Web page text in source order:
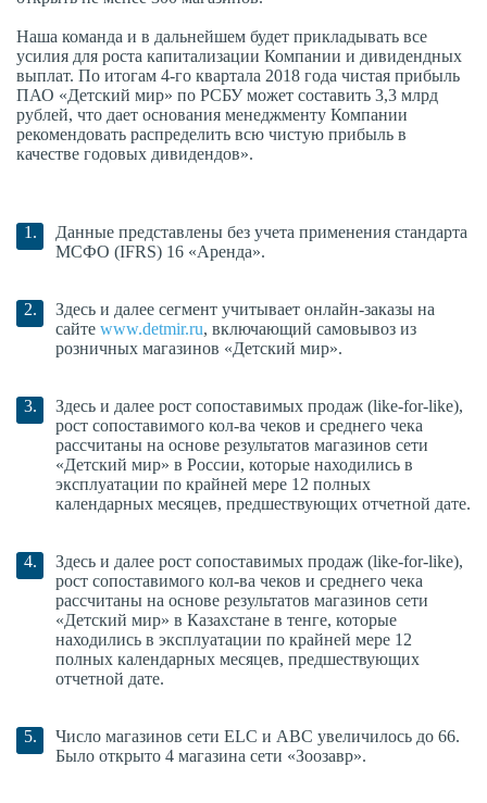
Наша команда и в дальнейшем будет прикладывать все
усилия для роста капитализации Компании и дивидендных
выплат. По итогам 4-го квартала 2018 года чистая прибыль
ПАО «Детский мир» по РСБУ может составить 3,3 млрд
рублей, что дает основания менеджменту Компании
рекомендовать распределить всю чистую прибыль в
качестве годовых дивидендов».
Данные представлены без учета применения стандарта
МСФО (IFRS) 16 «Аренда».
Здесь и далее сегмент учитывает онлайн-заказы на
сайте www.detmir.ru, включающий самовывоз из
розничных магазинов «Детский мир».
Здесь и далее рост сопоставимых продаж (like-for-like),
рост сопоставимого кол-ва чеков и среднего чека
рассчитаны на основе результатов магазинов сети
«Детский мир» в России, которые находились в
эксплуатации по крайней мере 12 полных
календарных месяцев, предшествующих отчетной дате.
Здесь и далее рост сопоставимых продаж (like-for-like),
рост сопоставимого кол-ва чеков и среднего чека
рассчитаны на основе результатов магазинов сети
«Детский мир» в Казахстане в тенге, которые
находились в эксплуатации по крайней мере 12
полных календарных месяцев, предшествующих
отчетной дате.
Число магазинов сети ELC и ABC увеличилось до 66.
Было открыто 4 магазина сети «Зоозавр».